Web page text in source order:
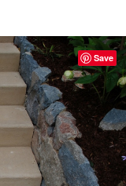
Save